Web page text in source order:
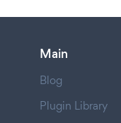
Main
Blog
Plugin Library